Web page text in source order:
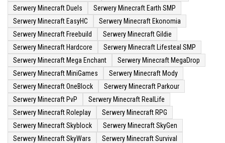
Serwery Minecraft Duels
Serwery Minecraft Earth SMP
Serwery Minecraft EasyHC
Serwery Minecraft Ekonomia
Serwery Minecraft Freebuild
Serwery Minecraft Gildie
Serwery Minecraft Hardcore
Serwery Minecraft Lifesteal SMP
Serwery Minecraft Mega Enchant
Serwery Minecraft MegaDrop
Serwery Minecraft MiniGames
Serwery Minecraft Mody
Serwery Minecraft OneBlock
Serwery Minecraft Parkour
Serwery Minecraft PvP
Serwery Minecraft RealLife
Serwery Minecraft Roleplay
Serwery Minecraft RPG
Serwery Minecraft Skyblock
Serwery Minecraft SkyGen
Serwery Minecraft SkyWars
Serwery Minecraft Survival